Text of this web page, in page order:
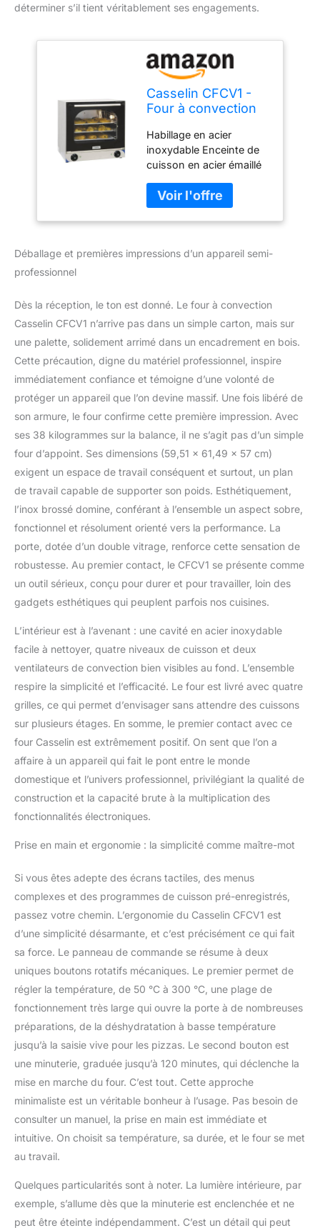
déterminer s’il tient véritablement ses engagements.
Casselin CFCV1 -
Four à convection
Habillage en acier
inoxydable Enceinte de
cuisson en acier émaillé
Éclairage intérieur Avec 2
moteurs de ventilation
Plage de température :
Minuterie : 0 - 120
mm Espacement entre
Puissance : 2 670 W /
230 V
Déballage et premières impressions d’un appareil semi-
professionnel
Dès la réception, le ton est donné. Le four à convection
Casselin CFCV1 n’arrive pas dans un simple carton, mais sur
une palette, solidement arrimé dans un encadrement en bois.
Cette précaution, digne du matériel professionnel, inspire
immédiatement confiance et témoigne d’une volonté de
protéger un appareil que l’on devine massif. Une fois libéré de
son armure, le four confirme cette première impression. Avec
ses 38 kilogrammes sur la balance, il ne s’agit pas d’un simple
four d’appoint. Ses dimensions (59,51 x 61,49 x 57 cm)
exigent un espace de travail conséquent et surtout, un plan
de travail capable de supporter son poids. Esthétiquement,
l’inox brossé domine, conférant à l’ensemble un aspect sobre,
fonctionnel et résolument orienté vers la performance. La
porte, dotée d’un double vitrage, renforce cette sensation de
robustesse. Au premier contact, le CFCV1 se présente comme
un outil sérieux, conçu pour durer et pour travailler, loin des
gadgets esthétiques qui peuplent parfois nos cuisines.
L’intérieur est à l’avenant : une cavité en acier inoxydable
facile à nettoyer, quatre niveaux de cuisson et deux
ventilateurs de convection bien visibles au fond. L’ensemble
respire la simplicité et l’efficacité. Le four est livré avec quatre
grilles, ce qui permet d’envisager sans attendre des cuissons
sur plusieurs étages. En somme, le premier contact avec ce
four Casselin est extrêmement positif. On sent que l’on a
affaire à un appareil qui fait le pont entre le monde
domestique et l’univers professionnel, privilégiant la qualité de
construction et la capacité brute à la multiplication des
fonctionnalités électroniques.
Prise en main et ergonomie : la simplicité comme maître-mot
Si vous êtes adepte des écrans tactiles, des menus
complexes et des programmes de cuisson pré-enregistrés,
passez votre chemin. L’ergonomie du Casselin CFCV1 est
d’une simplicité désarmante, et c’est précisément ce qui fait
sa force. Le panneau de commande se résume à deux
uniques boutons rotatifs mécaniques. Le premier permet de
régler la température, de 50 °C à 300 °C, une plage de
fonctionnement très large qui ouvre la porte à de nombreuses
préparations, de la déshydratation à basse température
jusqu’à la saisie vive pour les pizzas. Le second bouton est
une minuterie, graduée jusqu’à 120 minutes, qui déclenche la
mise en marche du four. C’est tout. Cette approche
minimaliste est un véritable bonheur à l’usage. Pas besoin de
consulter un manuel, la prise en main est immédiate et
intuitive. On choisit sa température, sa durée, et le four se met
au travail.
Quelques particularités sont à noter. La lumière intérieure, par
exemple, s’allume dès que la minuterie est enclenchée et ne
peut être éteinte indépendamment. C’est un détail qui peut